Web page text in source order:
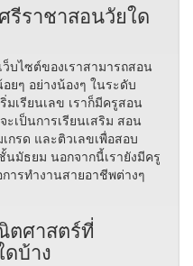
ราชาสอนวัยใด
ไซต์ของเราสามารถสอน
ยๆ อย่างน้องๆ ในระดับ
เรียนเลข เราก็มีครูสอน
ะเป็นการเรียนเสริม สอน
กรด และติวเลขเพื่อสอบ
มัธยม นอกจากนี้เรายังมีครู
รทำงานสายอาชีพต่างๆ
ตศาสตร์ที่
ดบ้าง